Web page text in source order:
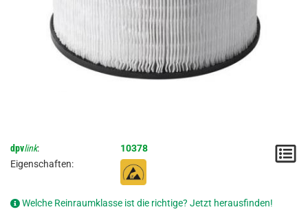
dpvlink:
10378
Eigenschaften:
Welche Reinraumklasse ist die richtige? Jetzt herausfinden!